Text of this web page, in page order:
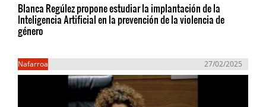
Blanca Regúlez propone estudiar la implantación de la
Inteligencia Artificial en la prevención de la violencia de
género
Nafarroa 27/02/2025